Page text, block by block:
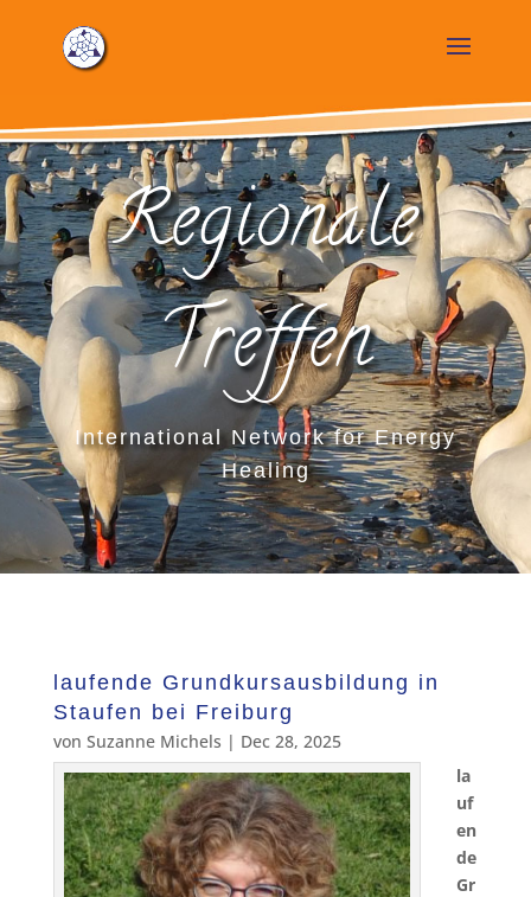
Regionale
Treffen
International Network for Energy
Healing
laufende Grundkursausbildung in
Staufen bei Freiburg
von Suzanne Michels | Dec 28, 2025
la
uf
en
de
Gr